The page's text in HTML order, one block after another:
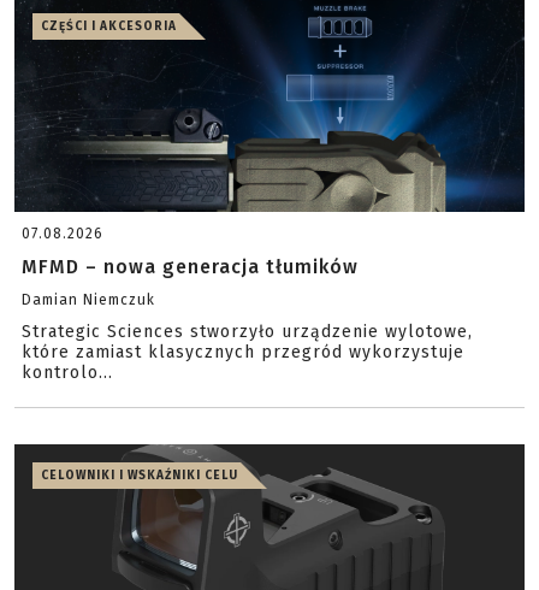
CZĘŚCI I AKCESORIA
07.08.2026
MFMD – nowa generacja tłumików
Damian Niemczuk
Strategic Sciences stworzyło urządzenie wylotowe,
które zamiast klasycznych przegród wykorzystuje
kontrolo...
CELOWNIKI I WSKAŹNIKI CELU